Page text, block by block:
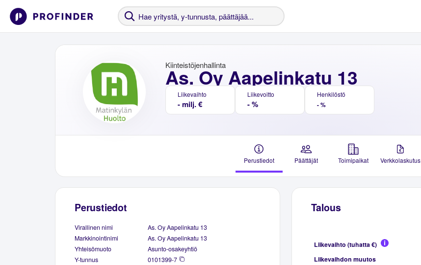
As. Oy Aapelinkatu 13
Kiinteistöjenhallinta
Liikevaihto
- milj. €
Liikevoitto
- %
Henkilöstö
- %
Perustiedot Päättäjät Toimipaikat Verkkolaskutus
Perustiedot
Virallinen nimi
As. Oy Aapelinkatu 13
Markkinointinimi
As. Oy Aapelinkatu 13
Yhteisömuoto
Asunto-osakeyhtiö
Y-tunnus
0101399-7
Talous
Liikevaihto (tuhatta €)
Liikevaihdon muutos